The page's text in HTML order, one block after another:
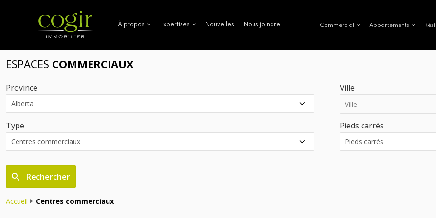
À propos Expertises Nouvelles Nous joindre Commercial Appartements
ESPACES COMMERCIAUX
Province Ville
Type Pieds carrés
Rechercher
Accueil Centres commerciaux